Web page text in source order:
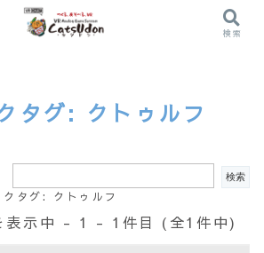
タグ: クトゥルフ
クタグ: クトゥルフ
表示中 - 1 - 1件目 (全1件中)
検索